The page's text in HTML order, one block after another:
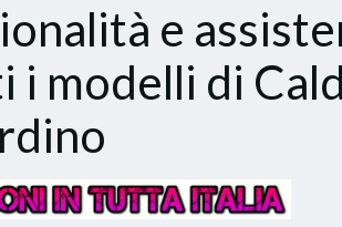
e
modelli di